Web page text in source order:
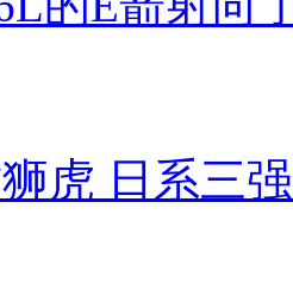
虎 日系三